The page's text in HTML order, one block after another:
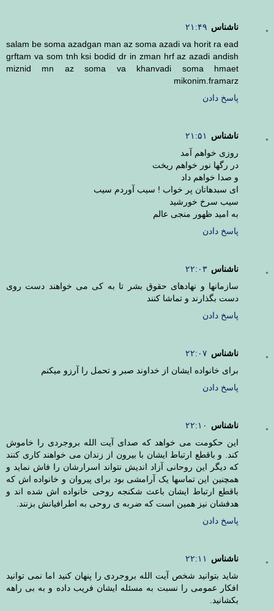
ناشناس ۲۱:۴۹
salam be soma azadgan man az soma azadi va horit ra ead
grftam va som tnh ksi bodid dr in zman hrf az azadi andish
miznid mn az soma va khanvadi soma hmaet
mikonim.framarz
پاسخ دادن
ناشناس
۲۱:۵۱
روزی خواهم آمد
در رگها نور خواهم ریخت
و صدا خواهم داد
ای سبدهاتان پر خواب ! سیب آوردم سیب
سیب سرخ خورشید
به امید ظهور منجی عالم
پاسخ دادن
ناشناس ۲۲:۰۳
سازمانها و نهادهای حقوق بشر تا به کی می خواهند دست روی
دست بگذارند و تماشا کنند
پاسخ دادن
ناشناس ۲۲:۰۷
برای خانواده ایشان از خداوند صبر و تحمل را آرزو میکنم
پاسخ دادن
ناشناس
۲۲:۱۰
این حکومت می خواهد که صدای آیت الله بروجردی را خاموش
کند. و باقطع ارتباط ایشان با بیرون از زندان می خواهند کاری کنند
که دیگر این روحانی آزاد اندیش نتواند اسرارشان را فاش نماید و
همچنین این تماسها یک آرامشی بود برای پیروان و خانواده اش که
باقطع ارتباط ایشان باعث شکنجه روحی خانواده اش شده اند و
هدفشان نیز همین است که ضربه ی روحی به اطرافیانش بزنند.
پاسخ دادن
ناشناس
۲۲:۱۱
شاید بتوانید شخص آیت الله بروجردی را پنهان کنید اما نمی توانید
افکار عمومی را نسبت به مسئله ایشان فریب داده و به بی راهه
بکشانید.